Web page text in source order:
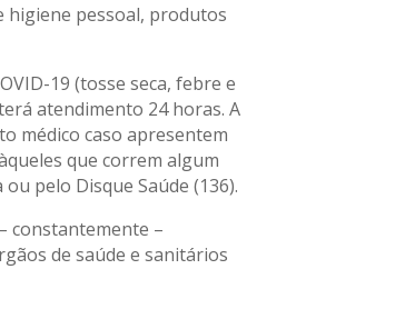
higiene pessoal, produtos
19 (tosse seca, febre e
atendimento 24 horas. A
médico caso apresentem
que correm algum
pelo Disque Saúde (136).
constantemente –
de saúde e sanitários